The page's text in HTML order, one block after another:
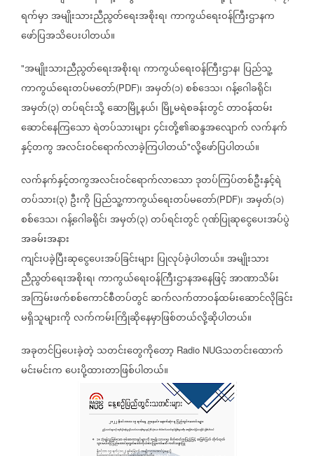
ရက်မှာအမျိုးသားညီညွတ်ရေးအစိုးရ၊ကာကွယ်ရေးဝန်ကြီးဌာနက
ဖော်ပြအသိပေးပါတယ်။
"အမျိုးသားညီညွတ်ရေးအစိုးရ၊ကာကွယ်ရေးဝန်ကြီးဌာန၊ ပြည်သူ့
ကာကွယ်ရေးတပ်မတော်(PDF)၊အမှတ်(၁) စစ်ဒေသ၊ဂန့်ဂေါခရိုင်၊
အမှတ်(၃) တပ်ရင်းသို့ဆောမြို့နယ်၊ မြို့မရဲစခန်းတွင်တာဝန်ထမ်း
ဆောင်နေကြသောရဲတပ်သားများ၄င်းတို့၏ဆန္ဒအလျောက်လက်နက်
နှင့်တကွအလင်းဝင်ရောက်လာခဲ့ကြပါတယ်"လို့ဖော်ပြပါတယ်။
လက်နက်နှင့်တကွအလင်းဝင်ရောက်လာသောဒုတပ်ကြပ်တစ်ဦးနှင့်ရဲ
တပ်သား(၃) ဦးကို ပြည်သူ့ကာကွယ်ရေးတပ်မတော်(PDF)၊အမှတ်(၁)
စစ်ဒေသ၊ဂန့်ဂေါခရိုင်၊အမှတ်(၃) တပ်ရင်းတွင်ဂုဏ်ပြုဆုငွေပေးအပ်ပွဲ
အခမ်းအနား
ကျင်းပခဲ့ပြီးဆုငွေပေးအပ်ခြင်းများ ပြုလုပ်ခဲ့ပါတယ်။အမျိုးသား
ညီညွတ်ရေးအစိုးရ၊ကာကွယ်ရေးဝန်ကြီးဌာနအနေဖြင့်အာဏာသိမ်း
အကြမ်းဖက်စစ်ကောင်စီတပ်တွင်ဆက်လက်တာဝန်ထမ်းဆောင်လိုခြင်း
မရှိသူများကိုလက်ကမ်းကြိုဆိုနေမှာဖြစ်တယ်လို့ဆိုပါတယ်။
အခုတင်ပြပေးခဲ့တဲ့ သတင်းတွေကိုတော့ Radio NUGသတင်းထောက်
မင်းမင်းကပေးပို့ထားတာဖြစ်ပါတယ်။